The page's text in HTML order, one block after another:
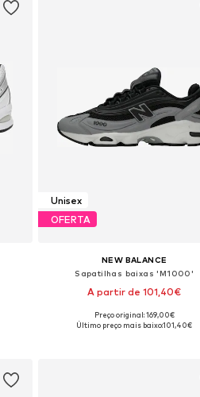
Unisex
OFERTA
NEW BALANCE
Sapatilhas baixas 'M1000'
A partir de 101,40€
+6
Disponível em vários tamanhos
Preço original: 169,00€
Último preço mais baixo:101,40€